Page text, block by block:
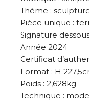
Thème :
Pièce unique :
Signature
Année 2024
Certificat
Format : H
Poids : 2,628kg
Technique :